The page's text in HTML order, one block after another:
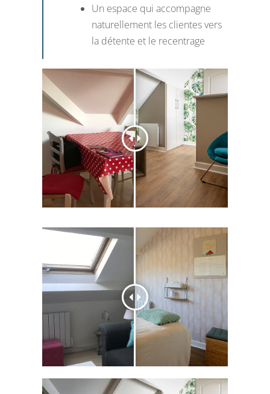
Un espace qui accompagne
naturellement les clientes vers
la détente et le recentrage